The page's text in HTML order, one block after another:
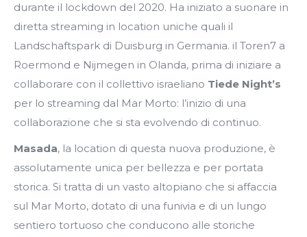
durante il lockdown del 2020. Ha iniziato a suonare in
diretta streaming in location uniche quali il
Landschaftspark di Duisburg in Germania. il Toren7 a
Roermond e Nijmegen in Olanda, prima di iniziare a
collaborare con il collettivo israeliano Tiede Night’s
per lo streaming dal Mar Morto: l’inizio di una
collaborazione che si sta evolvendo di continuo.
Masada, la location di questa nuova produzione, è
assolutamente unica per bellezza e per portata
storica. Si tratta di un vasto altopiano che si affaccia
sul Mar Morto, dotato di una funivia e di un lungo
sentiero tortuoso che conducono alle storiche